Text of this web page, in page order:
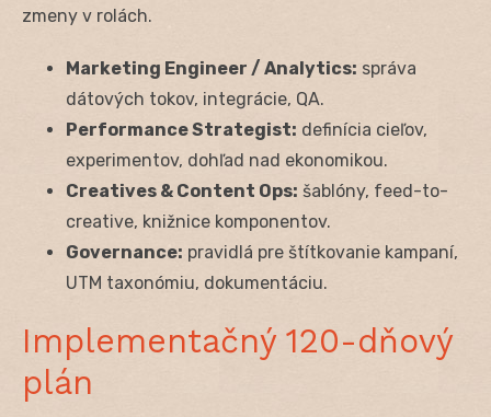
zmeny v rolách.
Marketing Engineer / Analytics: správa
dátových tokov, integrácie, QA.
Performance Strategist: definícia cieľov,
experimentov, dohľad nad ekonomikou.
Creatives & Content Ops: šablóny, feed-to-
creative, knižnice komponentov.
Governance: pravidlá pre štítkovanie kampaní,
UTM taxonómiu, dokumentáciu.
Implementačný 120-dňový
plán